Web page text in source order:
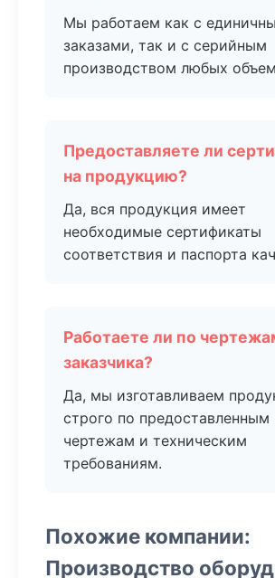
Мы работаем как с
заказами, так и с серийным
производством любых
Предоставляете ли
на продукцию?
Да, вся продукция имеет
необходимые сертификаты
соответствия и паспорта
Работаете ли по
заказчика?
Да, мы изготавливаем
строго по предоставленным
чертежам и техническим
требованиям.
Похожие компании:
Производство